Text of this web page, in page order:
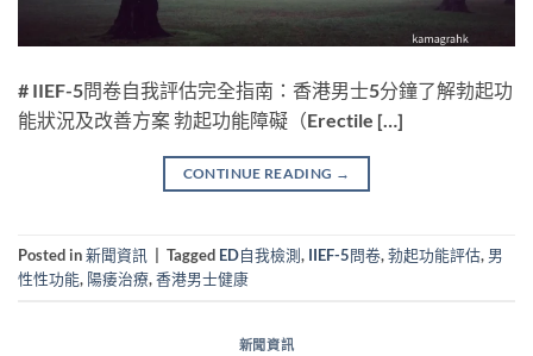
# IIEF-5問卷自我評估完全指南：香港男士5分鐘了解勃起功
能狀況及改善方案 勃起功能障礙（Erectile […]
CONTINUE READING →
Posted in新聞資訊 Tagged ED自我檢測, IIEF-5問卷,勃起功能評估, 男
性性功能, 陽痿治療,香港男士健康
新聞資訊